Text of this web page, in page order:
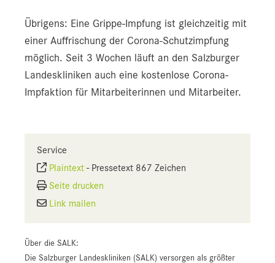
Übrigens: Eine Grippe-Impfung ist gleichzeitig mit
einer Auffrischung der Corona-Schutzimpfung
möglich. Seit 3 Wochen läuft an den Salzburger
Landeskliniken auch eine kostenlose Corona-
Impfaktion für Mitarbeiterinnen und Mitarbeiter.
Service
Plaintext - Pressetext 867 Zeichen
Seite drucken
Link mailen
Über die SALK:
Die Salzburger Landeskliniken (SALK) versorgen als größter